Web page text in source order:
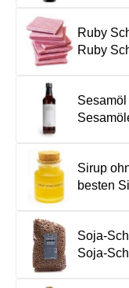
Ruby
Ruby
Sesamöl
Sirup
besten
Soja-
Soja-